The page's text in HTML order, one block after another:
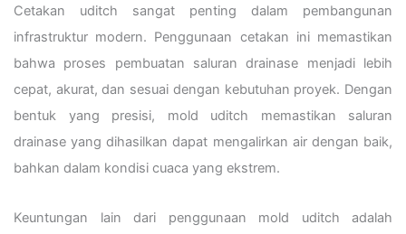
Cetakan uditch sangat penting dalam pembangunan
infrastruktur modern. Penggunaan cetakan ini memastikan
bahwa proses pembuatan saluran drainase menjadi lebih
cepat, akurat, dan sesuai dengan kebutuhan proyek. Dengan
bentuk yang presisi, mold uditch memastikan saluran
drainase yang dihasilkan dapat mengalirkan air dengan baik,
bahkan dalam kondisi cuaca yang ekstrem.
Keuntungan lain dari penggunaan mold uditch adalah